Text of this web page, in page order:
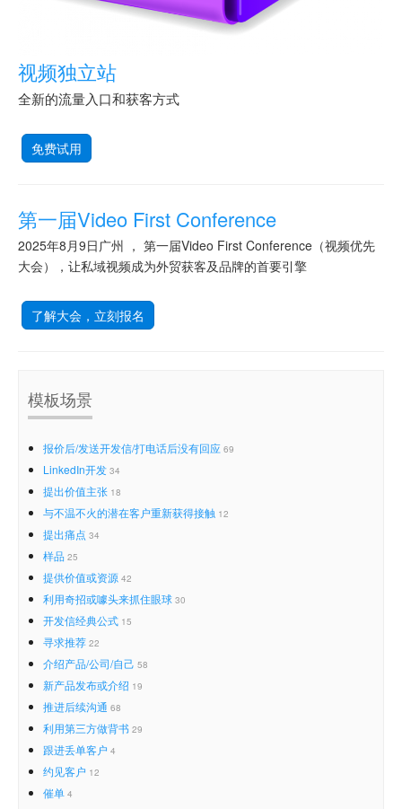
视频独立站
全新的流量入口和获客方式
免费试用
第一届Video First Conference
2025年8月9日广州 ， 第一届Video First Conference（视频优先
大会），让私域视频成为外贸获客及品牌的首要引擎
了解大会，立刻报名
模板场景
报价后/发送开发信/打电话后没有回应 69
LinkedIn开发 34
提出价值主张 18
与不温不火的潜在客户重新获得接触 12
提出痛点 34
样品 25
提供价值或资源 42
利用奇招或噱头来抓住眼球 30
开发信经典公式 15
寻求推荐 22
介绍产品/公司/自己 58
新产品发布或介绍 19
推进后续沟通 68
利用第三方做背书 29
跟进丢单客户 4
约见客户 12
催单 4